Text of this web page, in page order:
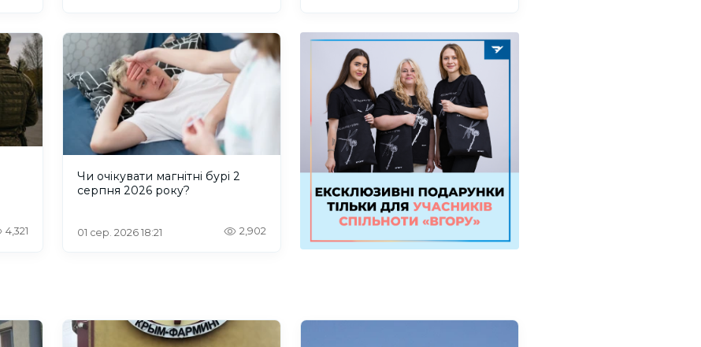
4,321
Чи очікувати магнітні бурі 2
серпня 2026 року?
01 сер. 2026 18:21 2,902